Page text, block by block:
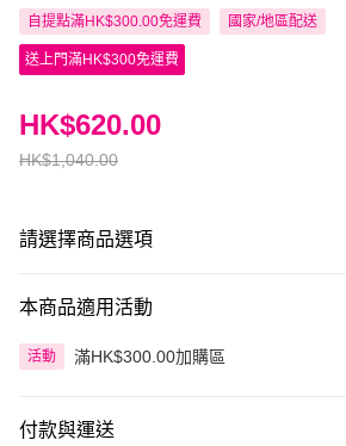
自提點滿HK$300.00免運費 國家/地區配送
送上門滿HK$300免運費
HK$1,040.00
HK$620.00
請選擇商品選項
本商品適用活動
活動 滿HK$300.00加購區
付款與運送